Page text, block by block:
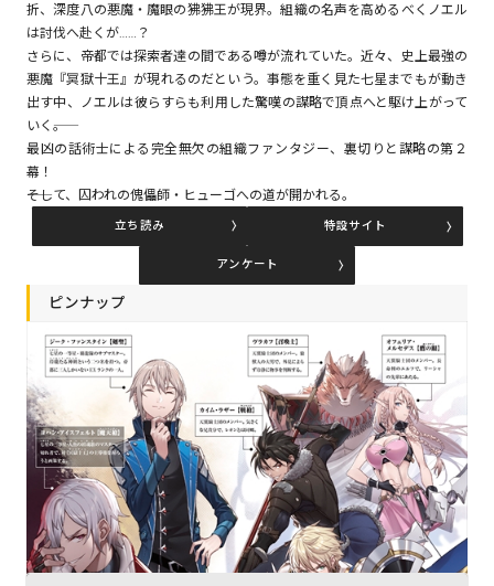
コミックエッセイ
閉じる
折、深度八の悪魔・魔眼の狒狒王が現界。組織の名声を高めるべくノエル
は討伐へ赴くが……？
さらに、帝都では探索者達の間である噂が流れていた。近々、史上最強の
悪魔『冥獄十王』が現れるのだという。事態を重く見た七星までもが動き
出す中、ノエルは彼らすらも利用した驚嘆の謀略で頂点へと駆け上がって
いく――。
最凶の話術士による完全無欠の組織ファンタジー、裏切りと謀略の第２
幕！
――そして、囚われの傀儡師・ヒューゴへの道が開かれる。
立ち読み 特設サイト
アンケート
ピンナップ